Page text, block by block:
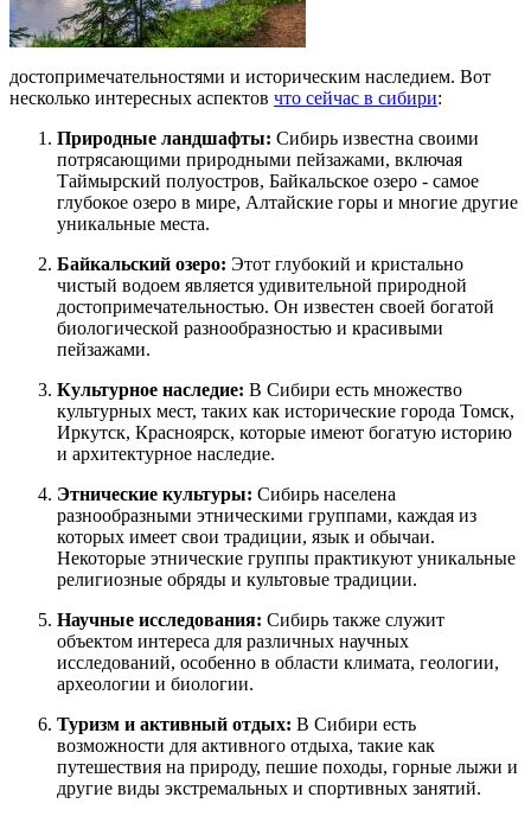
достопримечательностями и историческим наследием. Вот
несколько интересных аспектов что сейчас в сибири:
Природные ландшафты: Сибирь известна своими
потрясающими природными пейзажами, включая
Таймырский полуостров, Байкальское озеро - самое
глубокое озеро в мире, Алтайские горы и многие другие
уникальные места.
Байкальский озеро: Этот глубокий и кристально
чистый водоем является удивительной природной
достопримечательностью. Он известен своей богатой
биологической разнообразностью и красивыми
пейзажами.
Культурное наследие: В Сибири есть множество
культурных мест, таких как исторические города Томск,
Иркутск, Красноярск, которые имеют богатую историю
и архитектурное наследие.
Этнические культуры: Сибирь населена
разнообразными этническими группами, каждая из
которых имеет свои традиции, язык и обычаи.
Некоторые этнические группы практикуют уникальные
религиозные обряды и культовые традиции.
Научные исследования: Сибирь также служит
объектом интереса для различных научных
исследований, особенно в области климата, геологии,
археологии и биологии.
Туризм и активный отдых: В Сибири есть
возможности для активного отдыха, такие как
путешествия на природу, пешие походы, горные лыжи и
другие виды экстремальных и спортивных занятий.